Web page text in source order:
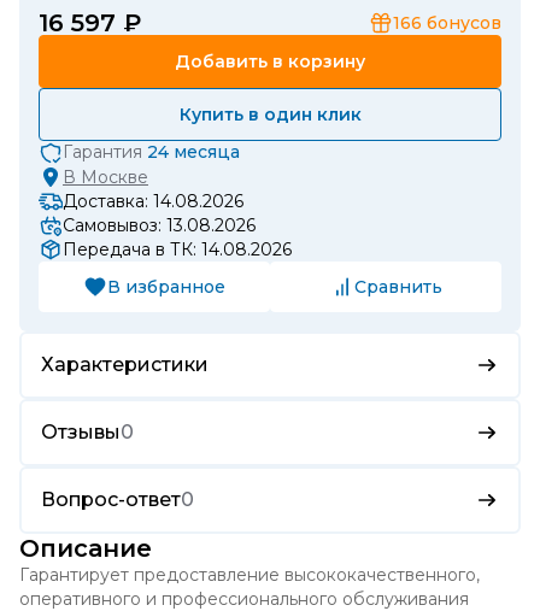
16 597 ₽ 166 бонусов
Добавить в корзину
Купить в один клик
Гарантия 24 месяца
В Москве
Доставка: 14.08.2026
Самовывоз: 13.08.2026
Передача в ТК: 14.08.2026
В избранное
Сравнить
Характеристики
Отзывы0
Вопрос-ответ0
Описание
Гарантирует предоставление высококачественного,
оперативного и профессионального обслуживания